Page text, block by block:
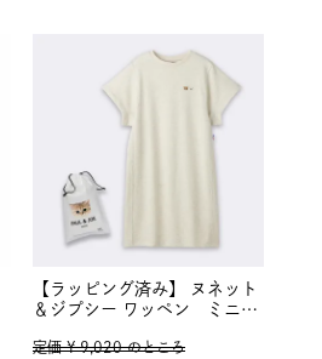
【ラッピング済み】 ヌネット
＆ジプシー ワッペン ミニ裏
定価 ¥ 9,020 のところ